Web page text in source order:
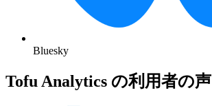
Bluesky
Tofu Analytics の利用者の声